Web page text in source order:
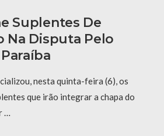
Suplentes De
Na Disputa Pelo
nesta quinta-feira (6), os
que irão integrar a chapa do
…